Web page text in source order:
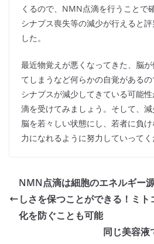
くるので、NMN点滴を行うことで
シナプス喪失等の減少が行えると
した。
最近物覚えが悪くなってきた、脳
てしまうなど何らかの自覚があるの
シナプスが減少してきている可能
滴を受けてみましょう。そして、
脳を若々しい状態にし、若者に負
力になれるように努力していってく
NMN点滴は細胞のエネルギー
しさを保つことができる！ミ
化を防ぐことも可能
同じ美容液